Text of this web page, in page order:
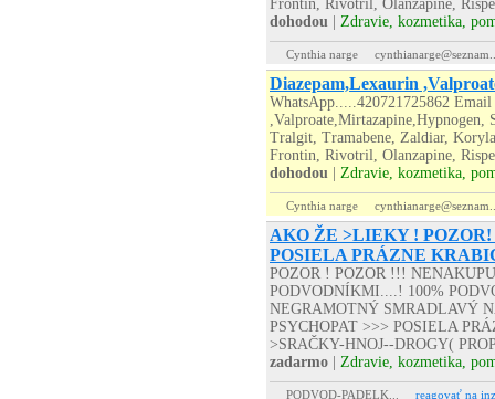
Frontin, Rivotril, Olanzapine,
dohodou
Zdravie, kozmetika,
Cynthia narge
Diazepam,Lexaurin
WhatsApp.....420721725862
Tralgit, Tramabene, Zaldiar,
Frontin, Rivotril, Olanzapine,
dohodou
Zdravie, kozmetika,
Cynthia narge
AKO ŽE >LIEKY !
POSIELA PRÁZNE
POZOR ! POZOR !!!
PODVODNÍKMI....! 100%
NEGRAMOTNÝ SMRADLAVÝ
PSYCHOPAT >>> POSIELA
>SRAČKY-HNOJ--DROGY(
zadarmo
Zdravie, kozmetika,
PODVOD-PADELK... reagovať na